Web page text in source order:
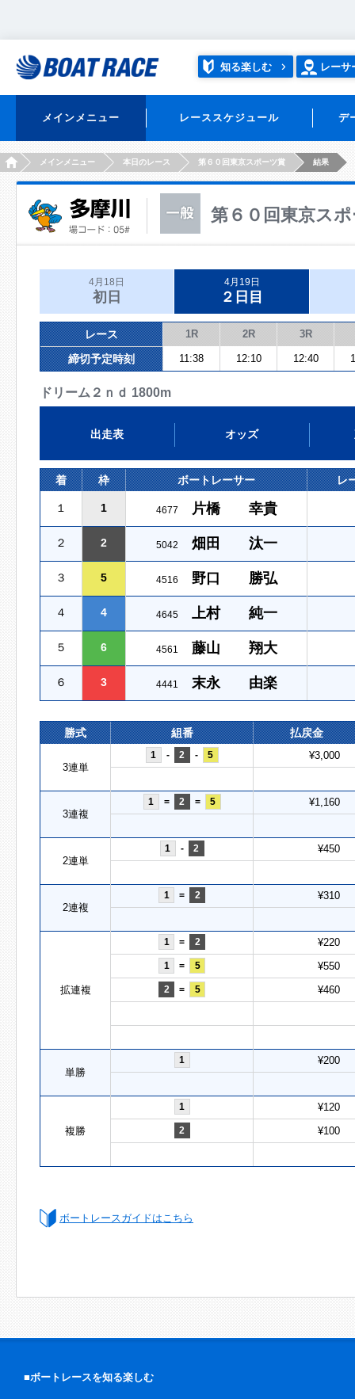
知る楽しむ レーサ
メインメニュー レーススケジュール デ
HOMEメインメニュー 本日のレース 第６０回東京スポーツ賞 結果
第６０回東京ス
4月18日
初日
4月19日
２日目
レース 1R 2R 3R
締切予定時刻 11:38 12:10 12:40
ドリーム２ｎｄ 1800m
出走表 オッズ
着 枠 ボートレーサー レ
１ 1 4677 片橋 幸貴
２ 2 5042 畑田 汰一
３ 5 4516 野口 勝弘
４ 4 4645 上村 純一
５ 6 4561 藤山 翔大
６ 3 4441 末永 由楽
勝式 組番 払戻金
3連単
1 - 2 - 5 ¥3,000
3連複
1 = 2 = 5 ¥1,160
2連単
1 - 2 ¥450
2連複
1 = 2 ¥310
拡連複
1 = 2 ¥220
1 = 5 ¥550
2 = 5 ¥460
単勝
1 ¥200
複勝
1 ¥120
2 ¥100
ボートレースガイドはこちら
■ボートレースを知る楽しむ